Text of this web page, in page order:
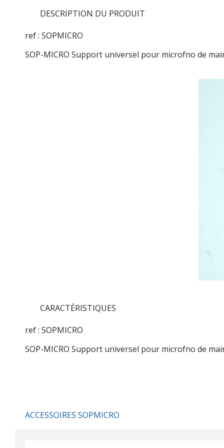
DESCRIPTION DU PRODUIT
ref : SOPMICRO
SOP-MICRO Support universel pour microfno de
CARACTÉRISTIQUES
ref : SOPMICRO
SOP-MICRO Support universel pour microfno de
ACCESSOIRES SOPMICRO